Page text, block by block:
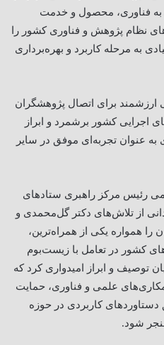
به فناوری، محصول و خدمت
نظام پژوهش و فناوری کشور را
به مرحله کاربرد و بهره‌برداری
برای اتصال پژوهشگران
اجرایی کشور برشمرد و ابراز
به عنوان تجربه‌ای موفق در سایر
رئیس مرکز راهبری ستادهای
از تلاش‌های دکتر گل‌محمدی و
همواره یکی از همراه‌ترین،
کشور در تعامل با زیست‌بوم
توصیف و ابراز امیدواری کرد که
علمی و فناوری، حمایت
کاربردی در حوزه
شود.